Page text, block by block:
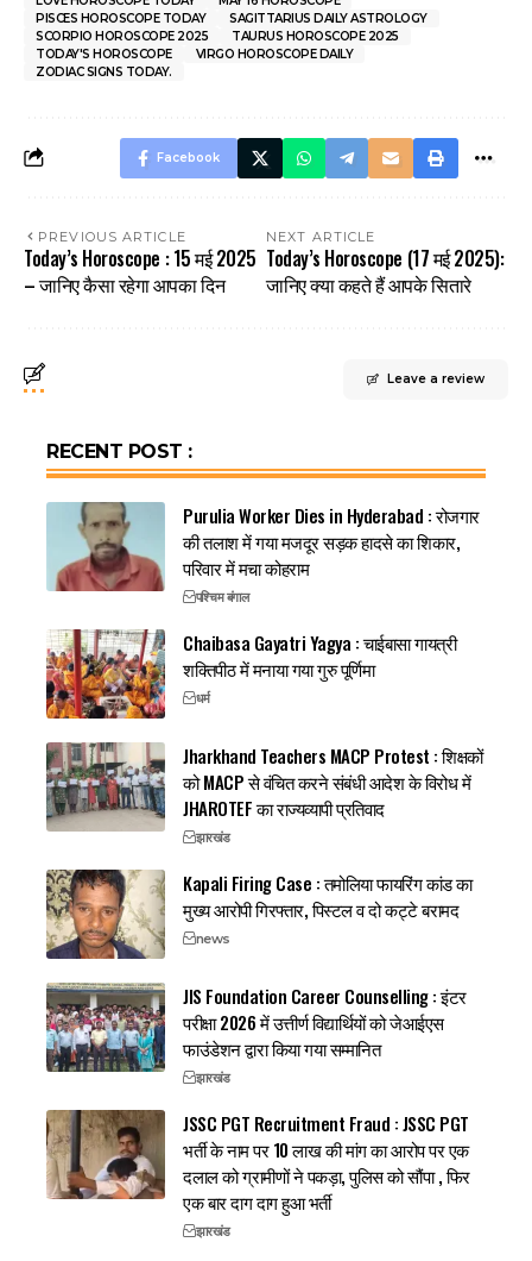
PISCES HOROSCOPE TODAY
SAGITTARIUS DAILY ASTROLOGY
SCORPIO HOROSCOPE 2025
TAURUS HOROSCOPE 2025
TODAY'S HOROSCOPE
VIRGO HOROSCOPE DAILY
ZODIAC SIGNS TODAY.
Facebook
PREVIOUS ARTICLE
Today’s Horoscope : 15 मई 2025
– जानिए कैसा रहेगा आपका दिन
NEXT ARTICLE
Today’s Horoscope (17 मई 2025):
जानिए क्या कहते हैं आपके सितारे
Leave a review
RECENT POST :
Purulia Worker Dies in Hyderabad : रोजगार
की तलाश में गया मजदूर सड़क हादसे का शिकार,
परिवार में मचा कोहराम
पश्चिम बंगाल
Chaibasa Gayatri Yagya : चाईबासा गायत्री
शक्तिपीठ में मनाया गया गुरु पूर्णिमा
धर्म
Jharkhand Teachers MACP Protest : शिक्षकों
को MACP से वंचित करने संबंधी आदेश के विरोध में
JHAROTEF का राज्यव्यापी प्रतिवाद
झारखंड
Kapali Firing Case : तमोलिया फायरिंग कांड का
मुख्य आरोपी गिरफ्तार, पिस्टल व दो कट्टे बरामद
news
JIS Foundation Career Counselling : इंटर
परीक्षा 2026 में उत्तीर्ण विद्यार्थियों को जेआईएस
फाउंडेशन द्वारा किया गया सम्मानित
झारखंड
JSSC PGT Recruitment Fraud : JSSC PGT
भर्ती के नाम पर 10 लाख की मांग का आरोप पर एक
दलाल को ग्रामीणों ने पकड़ा, पुलिस को सौंपा , फिर
एक बार दाग दाग हुआ भर्ती
झारखंड